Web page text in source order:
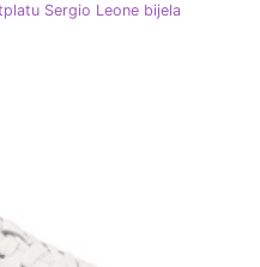
Sergio Leone bijela